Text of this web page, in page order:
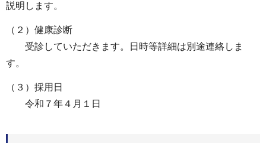
説明します。
（２）健康診断
受診していただきます。日時等詳細は別途連絡しま
す。
（３）採用日
令和７年４月１日